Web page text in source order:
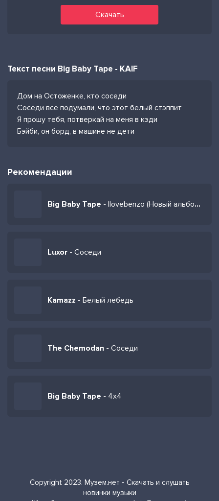
Скачать
Текст песни Big Baby Tape - KAIF
Дом на Остоженке, кто соседи
Соседи все подумали, что этот белый стэппит
Я прошу тебя, потверкай на меня в кэди
Бэйби, он борд, в машине не дети
Рекомендации
Big Baby Tape - Ilovebenzo (Новый альбом 2026)
Luxor - Соседи
Kamazz - Белый лебедь
The Chemodan - Соседи
Big Baby Tape - 4x4
Copyright 2023. Музем.нет - Скачать и слушать
новинки музыки